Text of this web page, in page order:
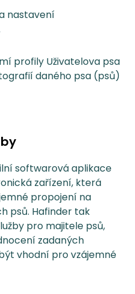
nastavení
profily Uživatelova psa
daného psa (psů)
softwarová aplikace
zařízení, která
propojení na
psů. Hafinder tak
pro majitele psů,
zadaných
vhodní pro vzájemné